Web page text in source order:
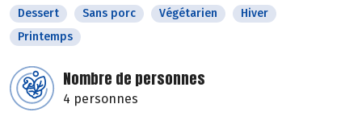
Dessert Sans porc Végétarien
Hiver
Printemps
Nombre de personnes
4 personnes